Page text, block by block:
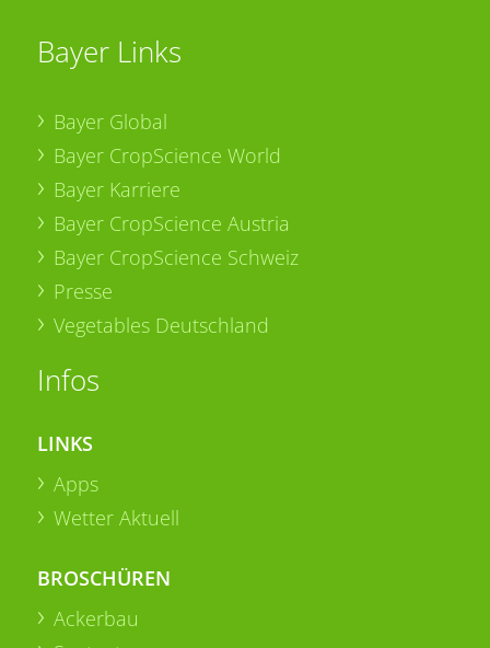
Bayer Links
Bayer Global
Bayer CropScience World
Bayer Karriere
Bayer CropScience Austria
Bayer CropScience Schweiz
Presse
Vegetables Deutschland
Infos
LINKS
Apps
Wetter Aktuell
BROSCHÜREN
Ackerbau